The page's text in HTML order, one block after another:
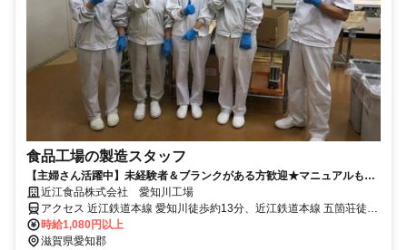
食品工場の製造スタッフ
【主婦さん活躍中】未経験者＆ブランクがある方歓迎★マニュアルもあ
るので安心です◎
近江食品株式会社 愛知川工場
アクセス 近江鉄道本線 愛知川徒歩約13分、近江鉄道本線 五箇荘徒歩
約30分、近江鉄道本線 豊郷（滋賀県）徒歩約52分
時給1,080円以上
滋賀県愛知郡